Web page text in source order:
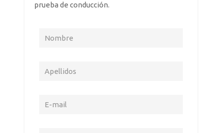
prueba de conducción.